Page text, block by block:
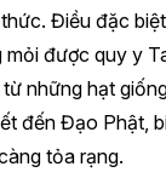
Điều đặc
được quy y
những hạt
đến Đạo Phật,
tỏa rạng.